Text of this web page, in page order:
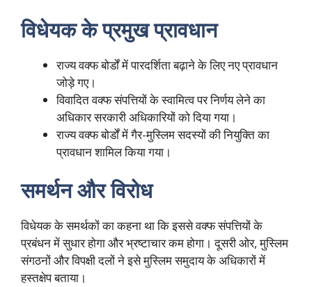
विधेयक के प्रमुख प्रावधान
राज्य वक्फ बोर्डों में पारदर्शिता बढ़ाने के लिए नए प्रावधान
जोड़े गए।
विवादित वक्फ संपत्तियों के स्वामित्व पर निर्णय लेने का
अधिकार सरकारी अधिकारियों को दिया गया।
राज्य वक्फ बोर्डों में गैर-मुस्लिम सदस्यों की नियुक्ति का
प्रावधान शामिल किया गया।
समर्थन और विरोध
विधेयक के समर्थकों का कहना था कि इससे वक्फ संपत्तियों के
प्रबंधन में सुधार होगा और भ्रष्टाचार कम होगा। दूसरी ओर, मुस्लिम
संगठनों और विपक्षी दलों ने इसे मुस्लिम समुदाय के अधिकारों में
हस्तक्षेप बताया।